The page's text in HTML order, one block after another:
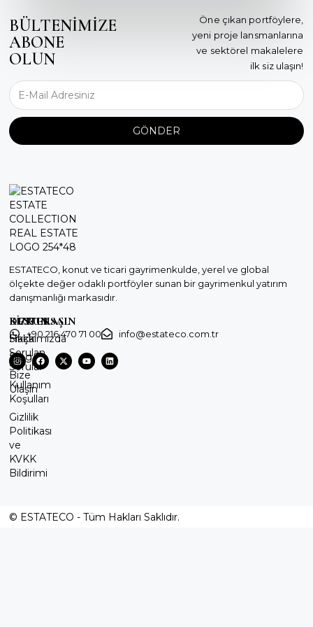
BÜLTENİMİZE
ABONE
OLUN
Öne çıkan portföylere,
yeni proje lansmanlarına
ve sektörel makalelere
ilk siz ulaşın!
GÖNDER
ESTATECO, konut ve ticari gayrimenkulde, yerel ve global
ölçekte değer odaklı portföyler sunan bir gayrimenkul yatırım
danışmanlığı markasıdır.
KURUMSAL
Hakkımızda
Blog
Bize
Ulaşın
DESTEK
Sıkça
Sorulan
Sorular
Kullanım
Koşulları
Gizlilik
Politikası
ve
KVKK
Bildirimi
BİZE ULAŞIN
+90 216 470 71 00 info@estateco.com.tr
© ESTATECO - Tüm Hakları Saklıdır.